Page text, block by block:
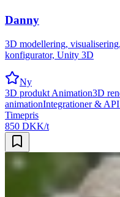
Danny
3D modellering,
konfigurator, Unity 3D
Ny
3D produkt Animation3D
animationIntegrationer &
Timepris
850 DKK/t